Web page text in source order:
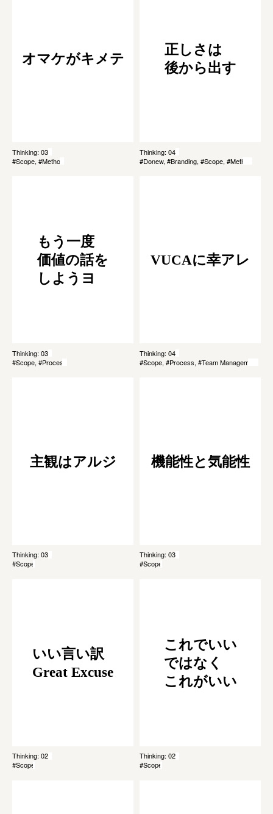
オマケがキメテ
Thinking: 034
#Scope, #Method
正しさは
後から出す
Thinking: 045
#Donew, #Branding, #Scope, #Method
もう一度
価値の話を
しようヨ
Thinking: 037
#Scope, #Process
VUCAに幸アレ
Thinking: 044
#Scope, #Process, #Team Management
主観はアルジ
Thinking: 039
#Scope
機能性と気能性
Thinking: 035
#Scope
いい言い訳
Great Excuse
Thinking: 020
#Scope
これでいい
ではなく
これがいい
Thinking: 028
#Scope